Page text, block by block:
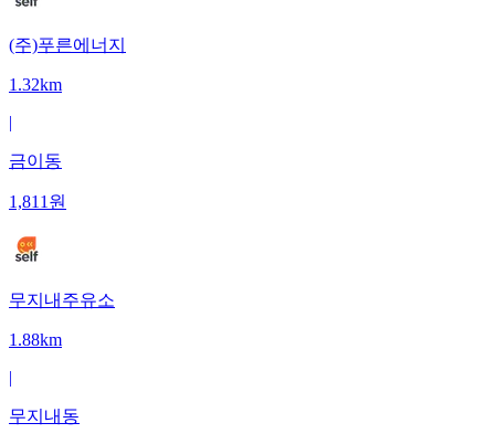
(주)푸른에너지
1.32km
|
금이동
1,811원
무지내주유소
1.88km
|
무지내동